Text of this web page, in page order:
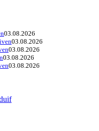
03.08.2026
03.08.2026
03.08.2026
03.08.2026
03.08.2026